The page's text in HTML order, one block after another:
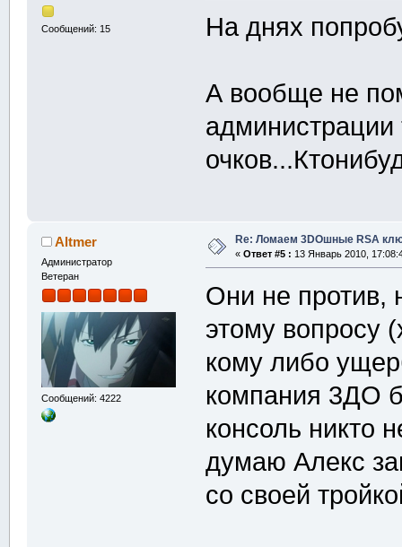
Сообщений: 15 На днях
А вообще не
администрации
Altmer
Администратор
Ветеран
Сообщений: 4222
Re: Ломаем 3DOшные RSA
« Ответ #5 : 13 Январь 2010,
Они не против,
этому вопросу
кому либо
компания 3ДО
консоль никто
думаю Алекс
со своей